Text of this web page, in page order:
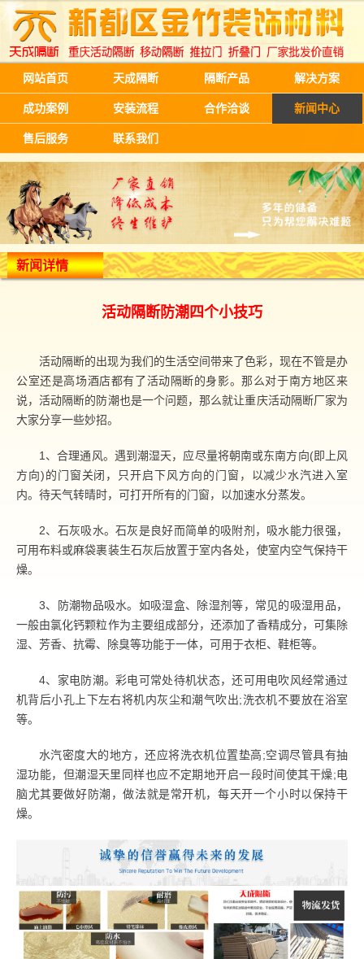
网站首页 天成隔断 隔断产品 解决方案
成功案例 安装流程 合作洽谈 新闻中心
售后服务 联系我们
新闻详情
活动隔断防潮四个小技巧
活动隔断的出现为我们的生活空间带来了色彩，现在不管是办
公室还是高场酒店都有了活动隔断的身影。那么对于南方地区来
说，活动隔断的防潮也是一个问题，那么就让重庆活动隔断厂家为
大家分享一些妙招。
1、合理通风。遇到潮湿天，应尽量将朝南或东南方向(即上风
方向)的门窗关闭，只开启下风方向的门窗，以减少水汽进入室
内。待天气转晴时，可打开所有的门窗，以加速水分蒸发。
2、石灰吸水。石灰是良好而简单的吸附剂，吸水能力很强，
可用布料或麻袋裹装生石灰后放置于室内各处，使室内空气保持干
燥。
3、防潮物品吸水。如吸湿盒、除湿剂等，常见的吸湿用品，
一般由氯化钙颗粒作为主要组成部分，还添加了香精成分，可集除
湿、芳香、抗霉、除臭等功能于一体，可用于衣柜、鞋柜等。
4、家电防潮。彩电可常处待机状态，还可用电吹风经常通过
机背后小孔上下左右将机内灰尘和潮气吹出;洗衣机不要放在浴室
等。
水汽密度大的地方，还应将洗衣机位置垫高;空调尽管具有抽
湿功能，但潮湿天里同样也应不定期地开启一段时间使其干燥;电
脑尤其要做好防潮，做法就是常开机，每天开一个小时以保持干
燥。